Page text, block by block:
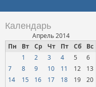
Календарь
Апрель 2014
Пн
Вт Ср Чт Пт Сб Вс
1 2 3 4 5
6
7
8 9 10 11 12
13
14
15 16 17 18 19
20